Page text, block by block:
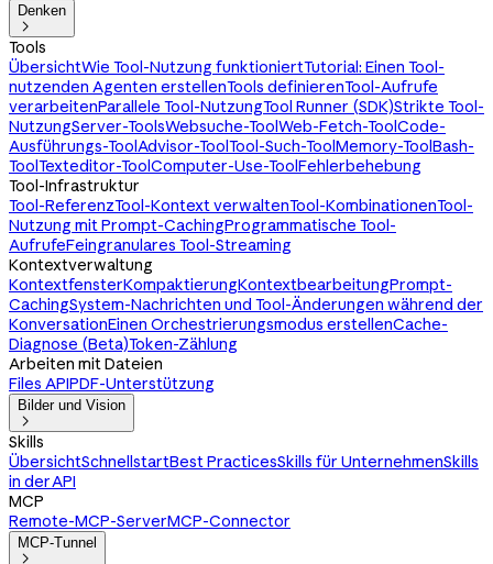
Denken

Tools
ÜbersichtWie Tool-Nutzung funktioniertTutorial: Einen Tool-
nutzenden Agenten erstellenTools definierenTool-Aufrufe
verarbeitenParallele Tool-NutzungTool Runner (SDK)Strikte Tool-
NutzungServer-ToolsWebsuche-ToolWeb-Fetch-ToolCode-
Ausführungs-ToolAdvisor-ToolTool-Such-ToolMemory-ToolBash-
ToolTexteditor-ToolComputer-Use-ToolFehlerbehebung
Tool-Infrastruktur
Tool-ReferenzTool-Kontext verwaltenTool-KombinationenTool-
Nutzung mit Prompt-CachingProgrammatische Tool-
AufrufeFeingranulares Tool-Streaming
Kontextverwaltung
KontextfensterKompaktierungKontextbearbeitungPrompt-
CachingSystem-Nachrichten und Tool-Änderungen während der
KonversationEinen Orchestrierungsmodus erstellenCache-
Diagnose (Beta)Token-Zählung
Arbeiten mit Dateien
Files APIPDF-Unterstützung
Bilder und Vision

Skills
ÜbersichtSchnellstartBest PracticesSkills für UnternehmenSkills
in der API
MCP
Remote-MCP-ServerMCP-Connector
MCP-Tunnel
